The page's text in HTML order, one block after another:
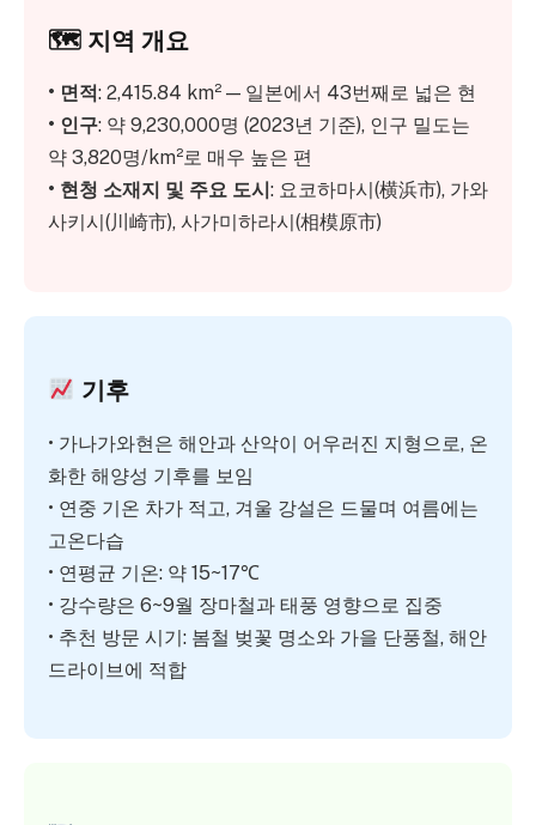
🗺︎ 지역 개요
• 면적: 2,415.84 km² — 일본에서 43번째로 넓은 현
• 인구: 약 9,230,000명 (2023년 기준), 인구 밀도는
약 3,820명/km²로 매우 높은 편
• 현청 소재지 및 주요 도시: 요코하마시(横浜市), 가와
사키시(川崎市), 사가미하라시(相模原市)
기후
• 가나가와현은 해안과 산악이 어우러진 지형으로, 온
화한 해양성 기후를 보임
• 연중 기온 차가 적고, 겨울 강설은 드물며 여름에는
고온다습
• 연평균 기온: 약 15~17℃
• 강수량은 6~9월 장마철과 태풍 영향으로 집중
• 추천 방문 시기: 봄철 벚꽃 명소와 가을 단풍철, 해안
드라이브에 적합